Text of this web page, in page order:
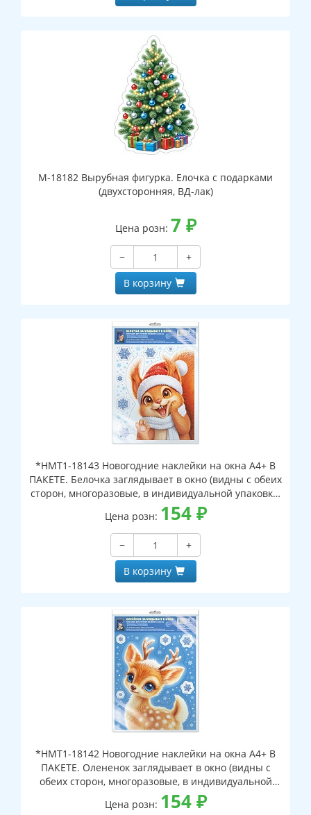
М-18182 Вырубная фигурка. Елочка с подарками
(двухсторонняя, ВД-лак)
Цена розн: 7 ₽
−
+
В корзину
*НМТ1-18143 Новогодние наклейки на окна А4+ В
ПАКЕТЕ. Белочка заглядывает в окно (видны с обеих
сторон, многоразовые, в индивидуальной упаковке,
с европодвесом и клеевым клапаном)
Цена розн: 154₽
−
+
В корзину
*НМТ1-18142 Новогодние наклейки на окна А4+ В
ПАКЕТЕ. Олененок заглядывает в окно (видны с
обеих сторон, многоразовые, в индивидуальной
упаковке, с европодвесом и клеевым клапаном)
Цена розн: 154₽